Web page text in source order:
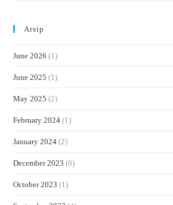
Arsip
June 2026 (1)
June 2025 (1)
May 2025 (2)
February 2024 (1)
January 2024 (2)
December 2023 (6)
October 2023 (1)